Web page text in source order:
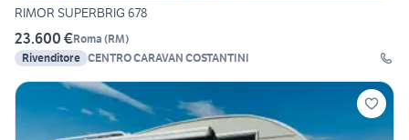
RIMOR SUPERBRIG 678
23.600 €Roma (RM)
Rivenditore CENTRO CARAVAN COSTANTINI